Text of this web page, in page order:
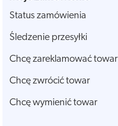
Status zamówienia
Śledzenie przesyłki
Chcę zareklamować towar
Chcę zwrócić towar
Chcę wymienić towar